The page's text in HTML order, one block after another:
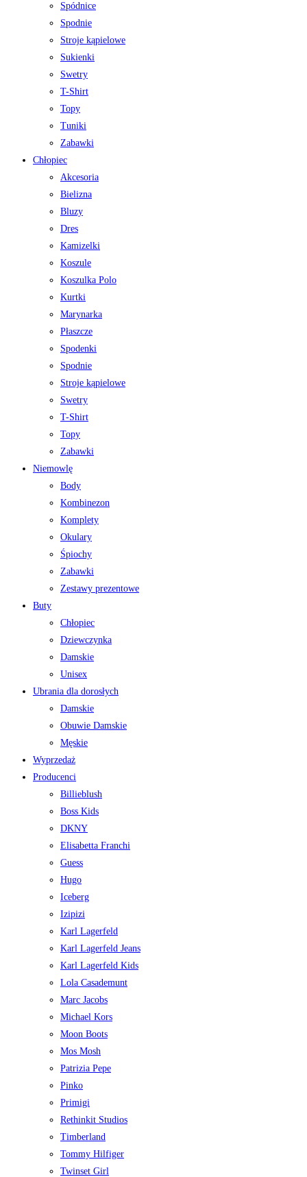
Spódnice
Spodnie
Stroje kąpielowe
Sukienki
Swetry
T-Shirt
Topy
Tuniki
Zabawki
Chłopiec
Akcesoria
Bielizna
Bluzy
Dres
Kamizelki
Koszule
Koszulka Polo
Kurtki
Marynarka
Płaszcze
Spodenki
Spodnie
Stroje kąpielowe
Swetry
T-Shirt
Topy
Zabawki
Niemowlę
Body
Kombinezon
Komplety
Okulary
Śpiochy
Zabawki
Zestawy prezentowe
Buty
Chłopiec
Dziewczynka
Damskie
Unisex
Ubrania dla dorosłych
Damskie
Obuwie Damskie
Męskie
Wyprzedaż
Producenci
Billieblush
Boss Kids
DKNY
Elisabetta Franchi
Guess
Hugo
Iceberg
Izipizi
Karl Lagerfeld
Karl Lagerfeld Jeans
Karl Lagerfeld Kids
Lola Casademunt
Marc Jacobs
Michael Kors
Moon Boots
Mos Mosh
Patrizia Pepe
Pinko
Primigi
Rethinkit Studios
Timberland
Tommy Hilfiger
Twinset Girl